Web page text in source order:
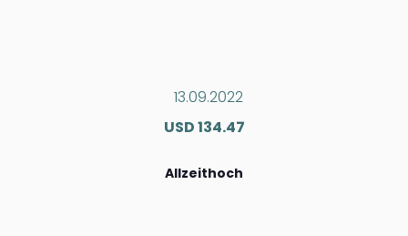
13.09.2022
USD 134.47
Allzeithoch